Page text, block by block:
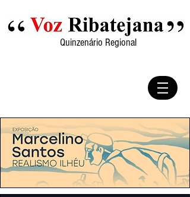
Quinzenário Regional